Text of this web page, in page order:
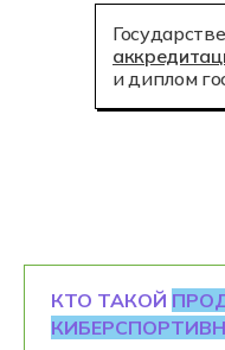
и диплом
КТО ТАКОЙ